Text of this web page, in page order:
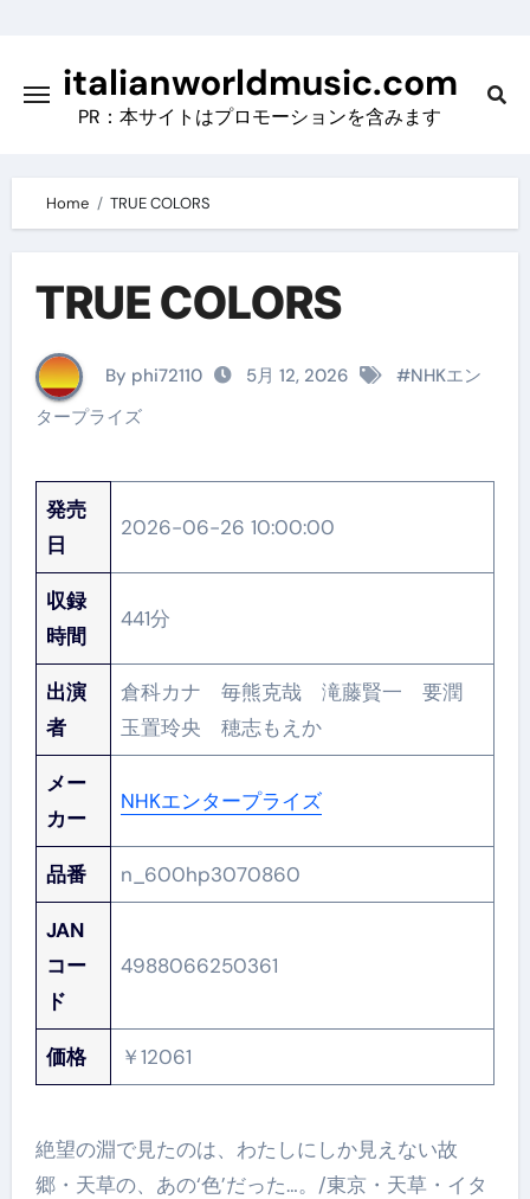
contentitalianworldmusic.com
PR：本サイトはプロモーションを含みます
Home TRUE COLORS
TRUE COLORS
By phi72110 5月 12, 2026 #NHKエン
タープライズ
発売
日
2026-06-26 10:00:00
収録
時間
441分
出演
者
倉科カナ 毎熊克哉 滝藤賢一 要潤
玉置玲央 穂志もえか
メー
カー
NHKエンタープライズ
品番 n_600hp3070860
JAN
コー
ド
4988066250361
価格 ￥12061
絶望の淵で見たのは、わたしにしか見えない故
郷・天草の、あの‘色’だった…。/東京・天草・イタ